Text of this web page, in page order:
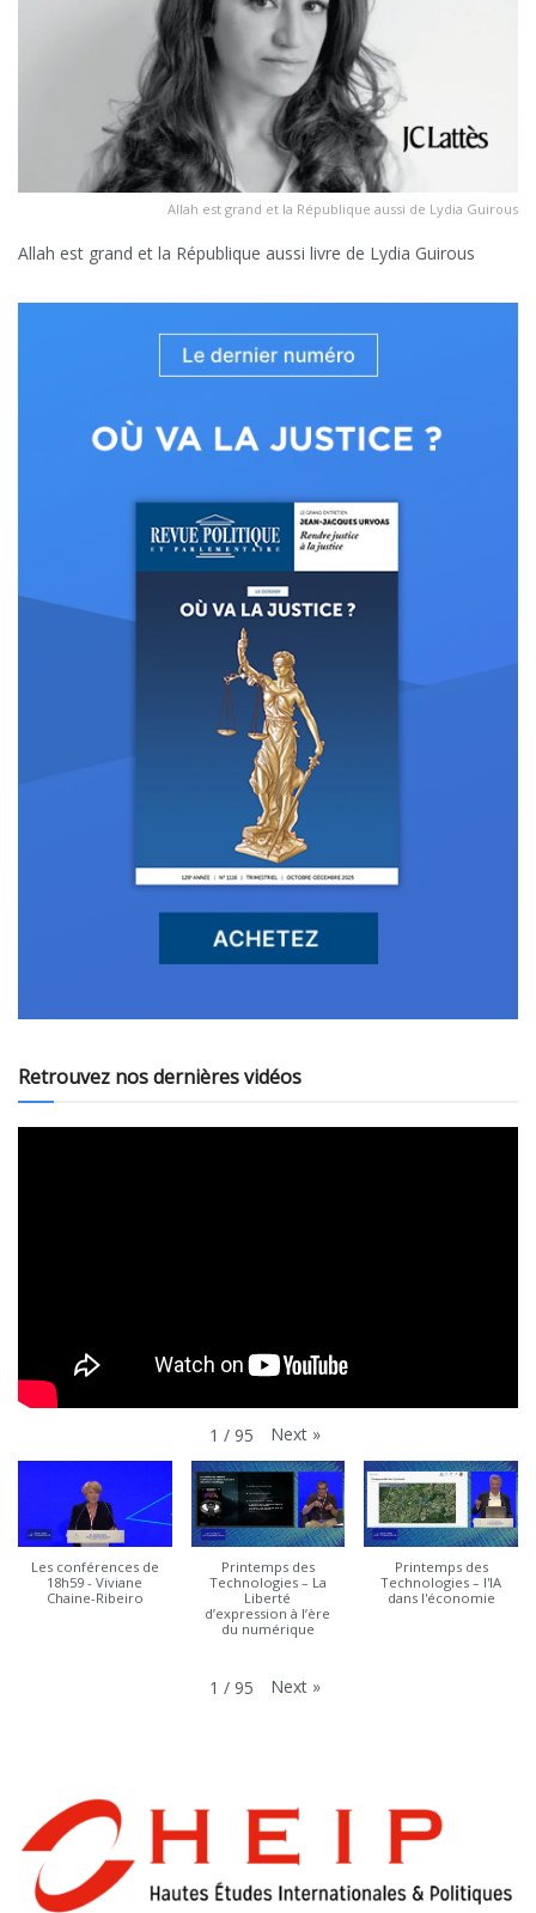
Allah est grand et la République aussi de Lydia Guirous
Allah est grand et la République aussi livre de Lydia Guirous
Retrouvez nos dernières vidéos
1 / 95 Next »
Les conférences de
18h59 - Viviane
Chaine-Ribeiro
Printemps des
Technologies – La
Liberté
d’expression à l’ère
du numérique
Printemps des
Technologies – l'IA
dans l'économie
1 / 95 Next »